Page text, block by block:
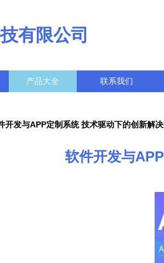
有限公司
产品大全 联系我们
开发与APP定制系统 技术驱动下的创新解
软件开发与